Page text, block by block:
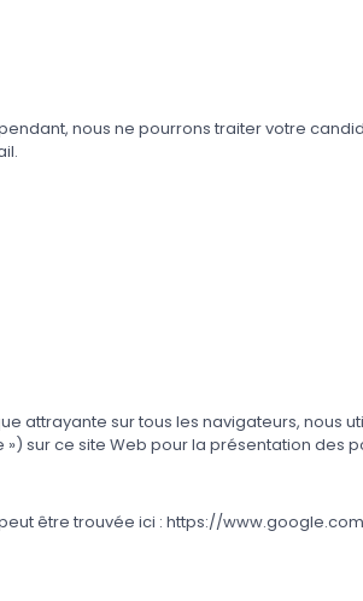
nous ne pourrons traiter votre
sur tous les navigateurs, nous
») sur ce site Web pour la présentation des
être trouvée ici : https://